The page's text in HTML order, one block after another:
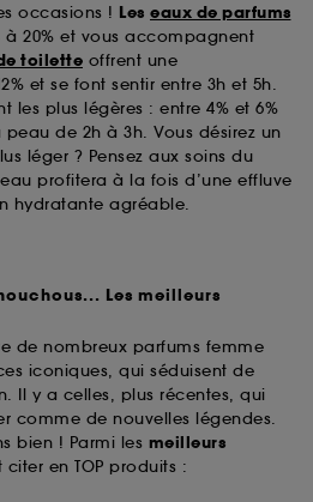
occasions ! Les eaux de parfums
à 20% et vous accompagnent
toilette offrent une
et se font sentir entre 3h et 5h.
les plus légères : entre 4% et 6%
de 2h à 3h. Vous désirez un
léger ? Pensez aux soins du
profitera à la fois d’une effluve
hydratante agréable.
Les meilleurs
de nombreux parfums femme
iconiques, qui séduisent de
Il y a celles, plus récentes, qui
comme de nouvelles légendes.
bien ! Parmi les meilleurs
en TOP produits :